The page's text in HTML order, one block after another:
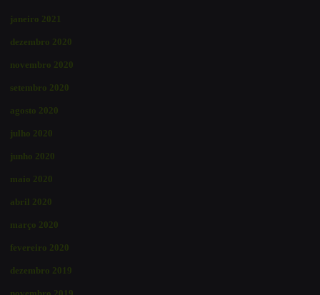
janeiro 2021
dezembro 2020
novembro 2020
setembro 2020
agosto 2020
julho 2020
junho 2020
maio 2020
abril 2020
março 2020
fevereiro 2020
dezembro 2019